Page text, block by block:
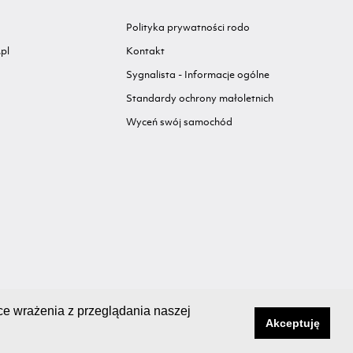
wrażenia z przeglądania naszej
Akceptuję
Polityka prywatności rodo
Kontakt
Sygnalista - Informacje ogólne
Standardy ochrony małoletnich
Wyceń swój samochód